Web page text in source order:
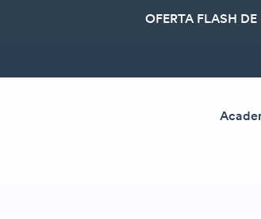
OFERTA FLASH